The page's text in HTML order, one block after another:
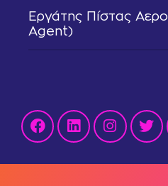
Εργάτης Πίστας
Agent)